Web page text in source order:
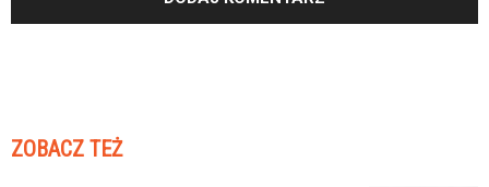
ZOBACZ TEŻ